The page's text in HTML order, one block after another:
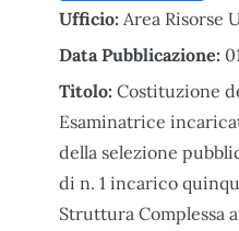
Ufficio: Area Risorse
Data Pubblicazione:
Titolo: Costituzione
Esaminatrice
della selezione
di n. 1 incarico
Struttura Complessa